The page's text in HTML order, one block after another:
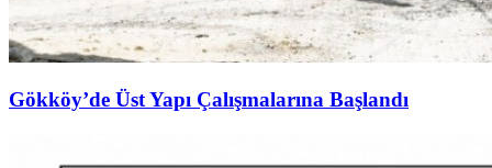
Gökköy’de Üst Yapı Çalışmalarına Başlandı